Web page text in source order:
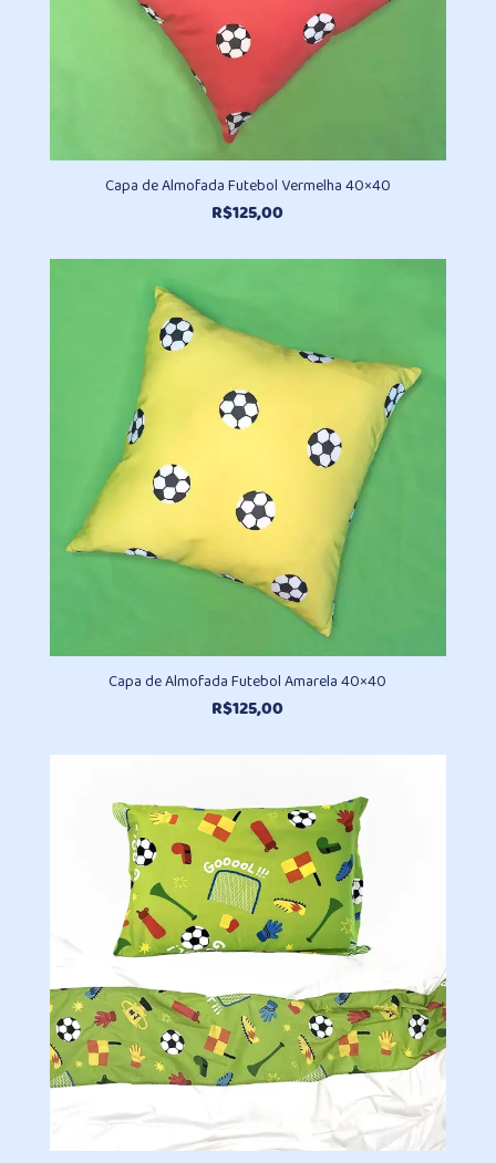
Capa de Almofada Futebol Vermelha 40×40
R$125,00
Capa de Almofada Futebol Amarela 40×40
R$125,00